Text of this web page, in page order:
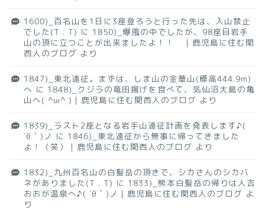
1600)_百名山を1日に3座登ろうと行った先は、入山禁止
でした(T . T) に 1850)_爆風の中でしたが、98座目岩手
山の頂に立つことが出来ましたよ！！ ｜鹿児島に住む関
西人のブログ より
1847)_東北遠征。まずは、しま山の金華山(標高444.9m)
へ に 1848)_クジラの竜田揚げを食べて、気仙沼大島の亀
山へ( ^ω^ )｜鹿児島に住む関西人のブログ より
1839)_ラスト2座となる岩手山遠征計画を発表します♪(
´θ｀)ノ に 1846)_東北遠征から無事に帰ってきました
よ！（笑）｜鹿児島に住む関西人のブログ より
1832)_九州百名山の白髪岳の頂きで、シカさんのシカバ
ネがありました(T . T) に 1833)_熊本白髪岳の帰りは人吉
おおが温泉へ♪( ´θ｀)ノ｜鹿児島に住む関西人のブログ よ
り